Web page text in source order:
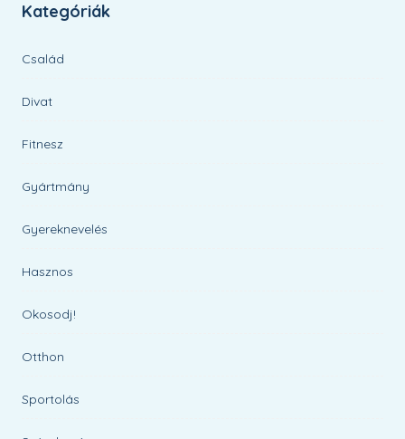
Kategóriák
Család
Divat
Fitnesz
Gyártmány
Gyereknevelés
Hasznos
Okosodj!
Otthon
Sportolás